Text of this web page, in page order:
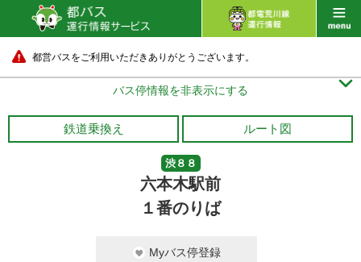
都営バスをご利用いただきありがとうございます。
バス停情報を非表示にする 
鉄道乗換え ルート図
渋８８
六本木駅前
１番のりば
Myバス停登録